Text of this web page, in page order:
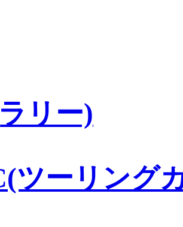
リー)
ツーリング